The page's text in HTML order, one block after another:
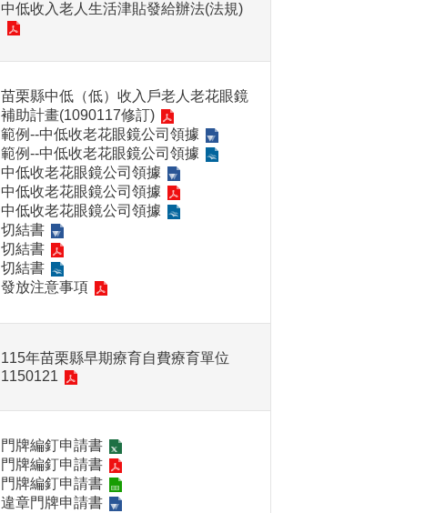
中低收入老人生活津貼發給辦法(法規)
苗栗縣中低（低）收入戶老人老花眼鏡
補助計畫(1090117修訂)
範例--中低收老花眼鏡公司領據
範例--中低收老花眼鏡公司領據
中低收老花眼鏡公司領據
中低收老花眼鏡公司領據
中低收老花眼鏡公司領據
切結書
切結書
切結書
發放注意事項
115年苗栗縣早期療育自費療育單位
1150121
門牌編釘申請書
門牌編釘申請書
門牌編釘申請書
違章門牌申請書